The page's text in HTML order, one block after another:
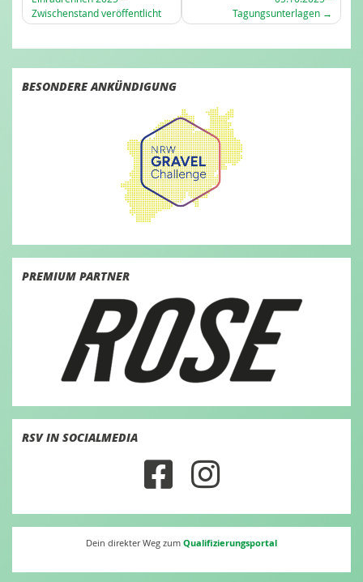
Zwischenstand veröffentlicht
Tagungsunterlagen
BESONDERE ANKÜNDIGUNG
PREMIUM PARTNER
RSV IN SOCIALMEDIA
Dein direkter Weg zum Qualifizierungsportal